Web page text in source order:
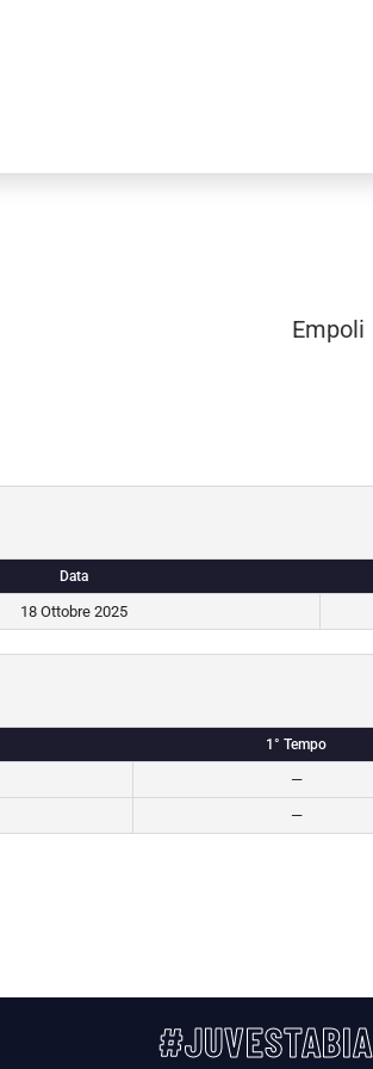
Empoli
Data
18 Ottobre 2025
1° Tempo
—
—
#JUVESTABIA